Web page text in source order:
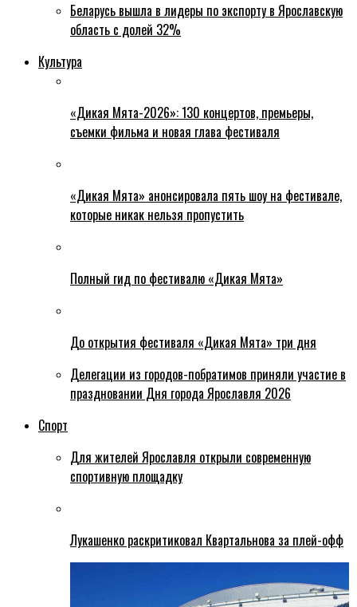
Беларусь вышла в лидеры по экспорту в Ярославскую
область с долей 32%
Культура
«Дикая Мята-2026»: 130 концертов, премьеры,
съемки фильма и новая глава фестиваля
«Дикая Мята» анонсировала пять шоу на фестивале,
которые никак нельзя пропустить
Полный гид по фестивалю «Дикая Мята»
До открытия фестиваля «Дикая Мята» три дня
Делегации из городов-побратимов приняли участие в
праздновании Дня города Ярославля 2026
Спорт
Для жителей Ярославля открыли современную
спортивную площадку
Лукашенко раскритиковал Квартальнова за плей-офф